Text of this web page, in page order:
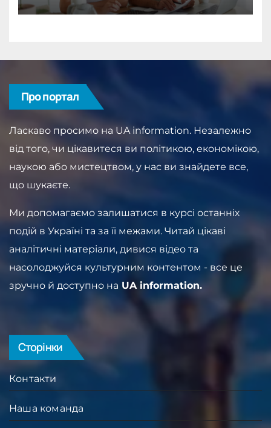
Про портал
Ласкаво просимо на UA information. Незалежно
від того, чи цікавитеся ви політикою, економікою,
наукою або мистецтвом, у нас ви знайдете все,
що шукаєте.
Ми допомагаємо залишатися в курсі останніх
подій в Україні та за її межами. Читай цікаві
аналітичні матеріали, дивися відео та
насолоджуйся культурним контентом - все це
зручно й доступно на UA information.
Сторінки
Контакти
Наша команда